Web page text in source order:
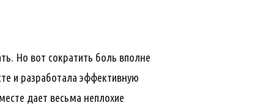
Но вот сократить боль вполне
и разработала эффективную
дает весьма неплохие